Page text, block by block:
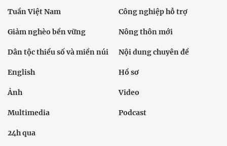
Tuần Việt Nam Công nghiệp hỗ trợ
Giảm nghèo bền vững Nông thôn mới
Dân tộc thiểu số và miền núi Nội dung chuyên đề
English Hồ sơ
Ảnh Video
Multimedia Podcast
24h qua